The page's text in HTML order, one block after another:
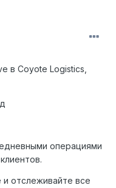
в Coyote Logistics,
операциями
отслеживайте все